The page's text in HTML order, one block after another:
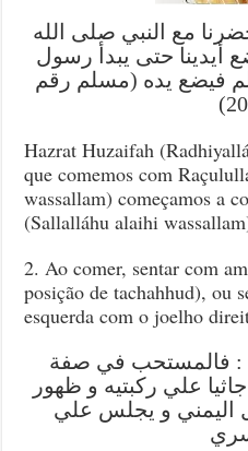
مع النبي صلى الله
أيدينا حتى يبدأ رسول
فيضع يده (مسلم رقم
Hazrat Huzaifah
que comemos com
wassallam) começamos a
(Sallalláhu alaihi
2. Ao comer, sentar com
posição de tachahhud), ou
esquerda com o joelho
: فالمستحب في صفة
علي ركبتيه و ظهور
اليمني و يجلس علي